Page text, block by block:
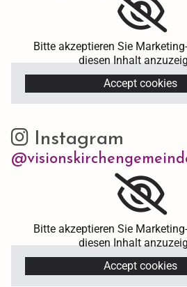
Bitte akzeptieren Sie
diesen Inhalt
Accept cookies
 Instagram
Bitte akzeptieren Sie
diesen Inhalt
Accept cookies